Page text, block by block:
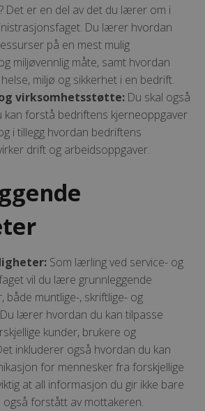
Det er en del av det du lærer om i
Du lærer hvordan
på en mest mulig
miljøvennlig måte, samt hvordan
miljø og sikkerhet i en bedrift.
virksomhetsstøtte: Du skal også
forstå bedriftens kjerneoppgaver
i tillegg hvordan bedriftens
drift og arbeidsoppgaver.
Som lærling ved service- og
vil du lære grunnleggende
både muntlige-, skriftlige- og
lærer hvordan du kan tilpasse
kunder, brukere og
inkluderer også hvordan du kan
for mennesker fra forskjellige
at all informasjon du gir ikke bare
forstått av mottakeren.